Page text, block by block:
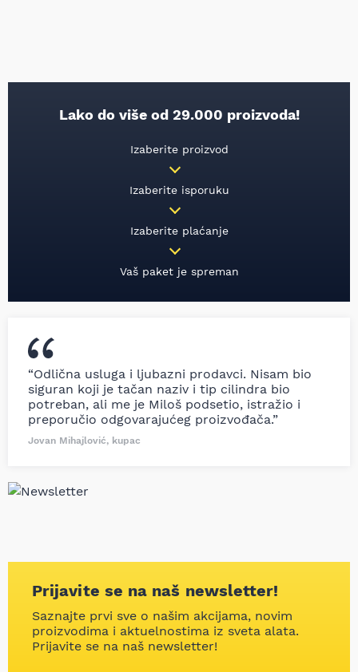
Lako do više od 29.000 proizvoda!
Izaberite proizvod
Izaberite isporuku
Izaberite plaćanje
Vaš paket je spreman
“Odlična usluga i ljubazni prodavci. Nisam bio
siguran koji je tačan naziv i tip cilindra bio
potreban, ali me je Miloš podsetio, istražio i
preporučio odgovarajućeg proizvođača.”
Jovan Mihajlović, kupac
Prijavite se na naš newsletter!
Saznajte prvi sve o našim akcijama, novim
proizvodima i aktuelnostima iz sveta alata.
Prijavite se na naš newsletter!